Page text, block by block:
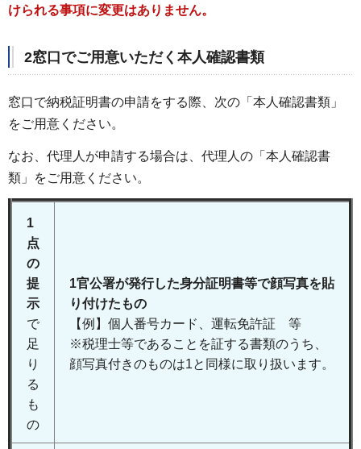
けられる事項に変更はありません。
2窓口でご用意いただく本人確認書類
窓口で納税証明書の申請をする際、次の「本人確認書類」
をご用意ください。
なお、代理人が申請する場合は、代理人の「本人確認書
類」をご用意ください。
1
点
の
提
示
で
足
り
る
も
の
1官公署が発行した身分証明書等で顔写真を貼
り付けたもの
【例】個人番号カード、運転免許証 等
※税理士等であることを証する書類のうち、
顔写真付きのものは1と同様に取り扱います。